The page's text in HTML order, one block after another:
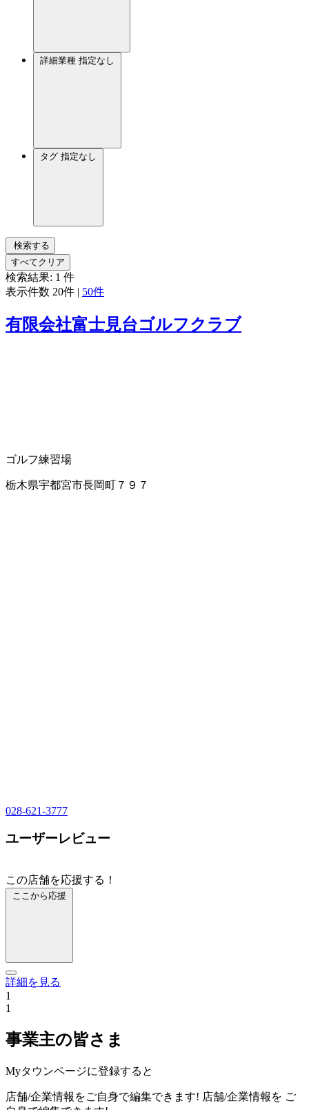
詳細業種 指定なし
タグ 指定なし
検索する
すべてクリア
検索結果: 1 件
表示件数 20件 | 50件
有限会社富士見台ゴルフクラブ
ゴルフ練習場
栃木県宇都宮市長岡町７９７
028-621-3777
ユーザーレビュー
この店舗を応援する！
ここから応援
詳細を見る
1
1
事業主の皆さま
Myタウンページに登録すると
店舗/企業情報をご自身で編集できます! 店舗/企業情報を ご